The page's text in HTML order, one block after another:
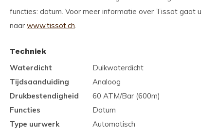
functies: datum. Voor meer informatie over Tissot gaat u
naar www.tissot.ch.
Techniek
Waterdicht
Duikwaterdicht
Tijdsaanduiding
Analoog
Drukbestendigheid
60 ATM/Bar (600m)
Functies
Datum
Type uurwerk
Automatisch